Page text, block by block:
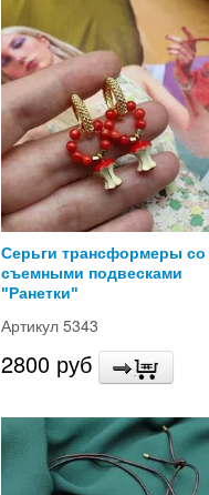
Серьги трансформеры со
съемными подвесками
"Ранетки"
Артикул 5343
2800 руб